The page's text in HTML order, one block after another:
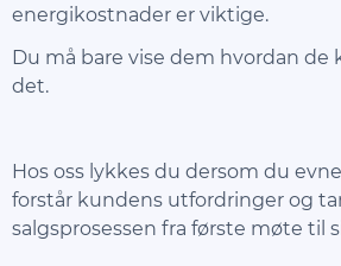
energikostnader er viktige.
Du må bare vise dem hvordan de
det.
Hos oss lykkes du dersom du
forstår kundens utfordringer og
salgsprosessen fra første møte til